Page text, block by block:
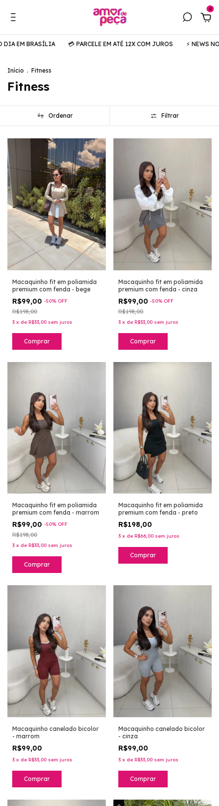
0
💳 PARCELE EM ATÉ 12X COM JUROS ⚡️ NEWS NO AR 🚚
Início . Fitness
Fitness
Ordenar Filtrar
Macaquinho fit em poliamida
premium com fenda - bege
R$99,00 -50% OFF
R$198,00
3 x de R$33,00 sem juros
Comprar
Macaquinho fit em poliamida
premium com fenda - cinza
R$99,00 -50% OFF
R$198,00
3 x de R$33,00 sem juros
Comprar
Macaquinho fit em poliamida
premium com fenda - marrom
R$99,00 -50% OFF
R$198,00
3 x de R$33,00 sem juros
Comprar
Macaquinho fit em poliamida
premium com fenda - preto
R$198,00
3 x de R$66,00 sem juros
Comprar
Macaquinho canelado bicolor
- marrom
R$99,00
3 x de R$33,00 sem juros
Comprar
Macaquinho canelado bicolor
- cinza
R$99,00
3 x de R$33,00 sem juros
Comprar